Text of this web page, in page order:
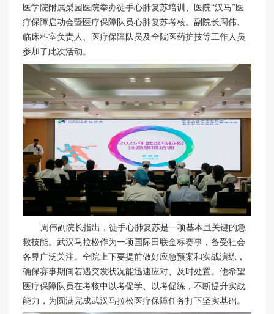
医学院附属梨园医院举办徒手心肺复苏培训、医院“汉马”医
疗保障启动会暨医疗保障队员心肺复苏考核。副院长周伟、
临床科室负责人、医疗保障队员及全院医药护技等工作人员
参加了此次活动。
周伟副院长指出，徒手心肺复苏是一项基本且关键的急
救技能。武汉马拉松作为一项国际田联金标赛事，备受社会
各界广泛关注。全院上下要提前做好应急预案和实战演练，
确保赛事期间若遇突发状况能迅速应对、及时处置。他希望
医疗保障队员在考核中以考促学、以考促练，不断提升实战
能力，为圆满完成武汉马拉松医疗保障任务打下坚实基础。